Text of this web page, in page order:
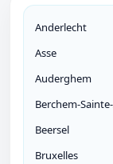
Anderlecht
Asse
Auderghem
Berchem-
Beersel
Bruxelles